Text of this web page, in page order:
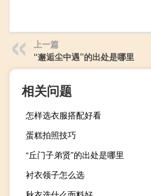
上一篇
“邂逅尘中遇”的出处是哪里
相关问题
怎样选衣服搭配好看
蛋糕拍照技巧
“丘门子弟贤”的出处是哪里
衬衣领子怎么选